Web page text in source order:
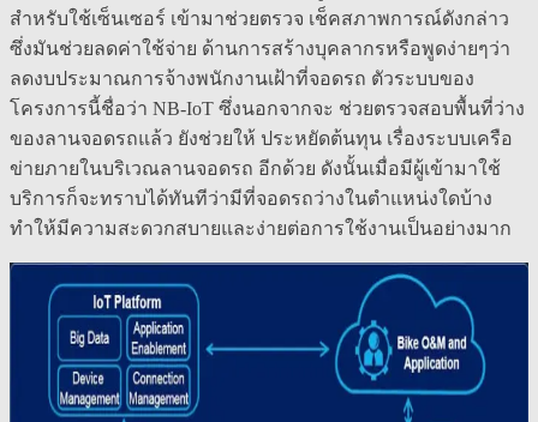
สำหรับใช้เซ็นเซอร์ เข้ามาช่วยตรวจ เช็คสภาพการณ์ดังกล่าว
ซึ่งมันช่วยลดค่าใช้จ่าย ด้านการสร้างบุคลากรหรือพูดง่ายๆว่า
ลดงบประมาณการจ้างพนักงานเฝ้าที่จอดรถ ตัวระบบของ
โครงการนี้ชื่อว่า NB-IoT ซึ่งนอกจากจะ ช่วยตรวจสอบพื้นที่ว่าง
ของลานจอดรถแล้ว ยังช่วยให้ ประหยัดต้นทุน เรื่องระบบเครือ
ข่ายภายในบริเวณลานจอดรถ อีกด้วย ดังนั้นเมื่อมีผู้เข้ามาใช้
บริการก็จะทราบได้ทันทีว่ามีที่จอดรถว่างในตำแหน่งใดบ้าง
ทำให้มีความสะดวกสบายและง่ายต่อการใช้งานเป็นอย่างมาก